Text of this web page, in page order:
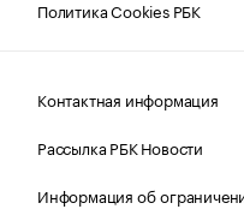
Политика Cookies РБК
Контактная информация
Рассылка РБК Новости
Информация об